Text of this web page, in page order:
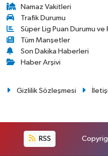
Namaz Vakitleri
Trafik Durumu
Süper Lig Puan Durumu ve
Tüm Manşetler
Son Dakika Haberleri
Haber Arşivi
Gizlilik Sözleşmesi
RSS